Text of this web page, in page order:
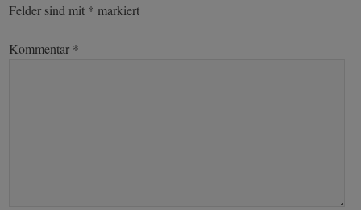
Felder sind mit * markiert
Kommentar *